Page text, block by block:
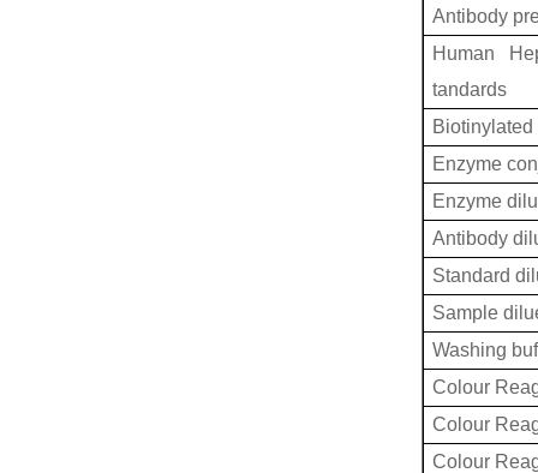
Antibody
Human
tandards
Enzyme
Enzyme
Antibody
Standard
Sample
Washing
Colour
Colour
Colour